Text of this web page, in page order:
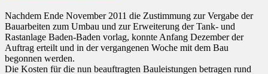
Nachdem Ende November 2011 die Zustimmung zur Vergabe der
Bauarbeiten zum Umbau und zur Erweiterung der Tank- und
Rastanlage Baden-Baden vorlag, konnte Anfang Dezember der
Auftrag erteilt und in der vergangenen Woche mit dem Bau
begonnen werden.
Die Kosten für die nun beauftragten Bauleistungen betragen rund